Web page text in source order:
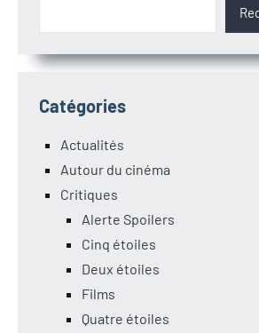
Catégories
Actualités
Autour du cinéma
Critiques
Alerte Spoilers
Cinq étoiles
Deux étoiles
Films
Quatre étoiles